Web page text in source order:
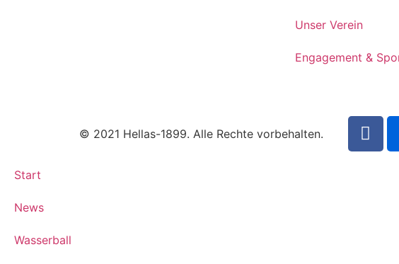
Unser Verein
Engagement &
© 2021 Hellas-1899. Alle Rechte vorbehalten.
Start
News
Wasserball